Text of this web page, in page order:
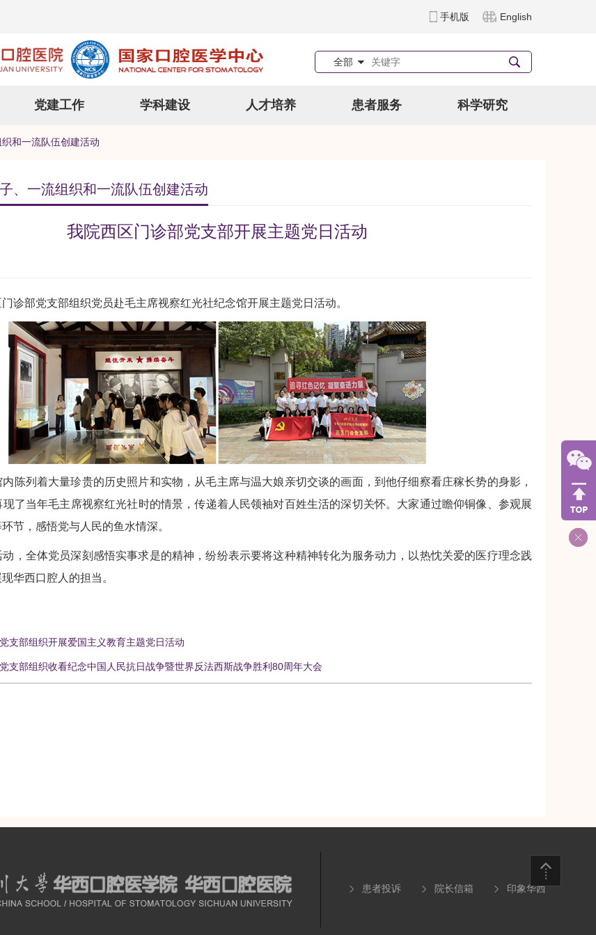
手机版 English
全部
党建工作 学科建设 人才培养 患者服务 科学研究
和一流队伍创建活动
、一流组织和一流队伍创建活动
我院西区门诊部党支部开展主题党日活动
诊部党支部组织党员赴毛主席视察红光社纪念馆开展主题党日活动。
陈列着大量珍贵的历史照片和实物，从毛主席与温大娘亲切交谈的画面，到他仔细察看庄稼长势的身影，
了当年毛主席视察红光社时的情景，传递着人民领袖对百姓生活的深切关怀。大家通过瞻仰铜像、参观展
节，感悟党与人民的鱼水情深。
，全体党员深刻感悟实事求是的精神，纷纷表示要将这种精神转化为服务动力，以热忱关爱的医疗理念践
华西口腔人的担当。
支部组织开展爱国主义教育主题党日活动
支部组织收看纪念中国人民抗日战争暨世界反法西斯战争胜利80周年大会
患者投诉 院长信箱 印象华西